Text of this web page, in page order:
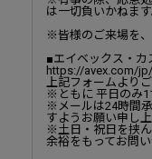
は一切負いかねます
※皆様のご来場を、
■エイベックス・カ
https://avex.com/
上記フォームより
※ともに 平日のみ
※メールは24時間
すようお願い申し上
※土日・祝日を挟
余裕をもってお問い